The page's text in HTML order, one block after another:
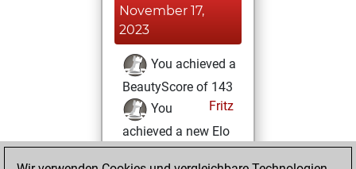
November 17,
2023
You achieved a
BeautyScore of 143
Fritz
You
achieved a new Elo
of 1380